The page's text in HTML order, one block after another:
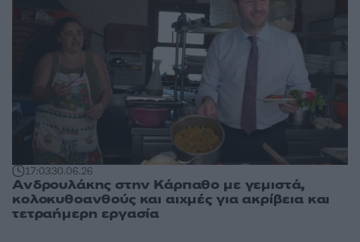
17:0330.06.26
Ανδρουλάκης στην Κάρπαθο με γεμιστά,
κολοκυθοανθούς και αιχμές για ακρίβεια και
τετραήμερη εργασία